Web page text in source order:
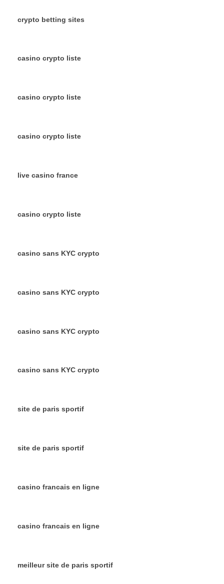
crypto betting sites
casino crypto liste
casino crypto liste
casino crypto liste
live casino france
casino crypto liste
casino sans KYC crypto
casino sans KYC crypto
casino sans KYC crypto
casino sans KYC crypto
site de paris sportif
site de paris sportif
casino francais en ligne
casino francais en ligne
meilleur site de paris sportif